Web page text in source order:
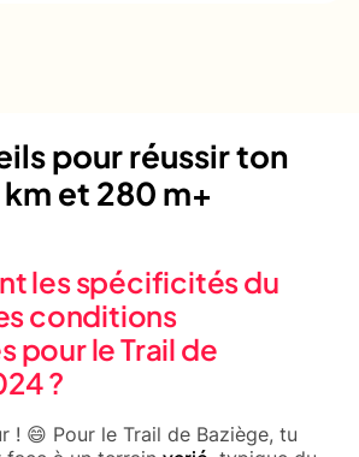
pour réussir ton
et 280 m+
les spécificités du
conditions
pour le Trail de
?
! 😄 Pour le Trail de Baziège, tu